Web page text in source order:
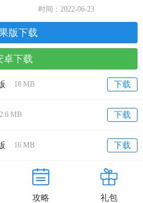
时间：2022-06-23
版下载
卓下载
下载
18 MB
下载
2.6 MB
下载
16 MB
攻略 礼包